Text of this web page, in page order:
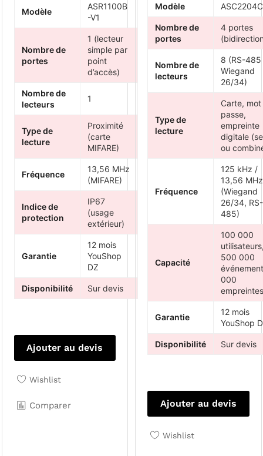
Modèle
ASR1100B
-V1
Nombre de
portes
1 (lecteur
simple par
point
d’accès)
Nombre de
lecteurs
1
Type de
lecture
Proximité
(carte
MIFARE)
Fréquence
13,56 MHz
(MIFARE)
Indice de
protection
IP67
(usage
extérieur)
Garantie
12 mois
YouShop
DZ
Disponibilité Sur devis
Ajouter au devis
Wishlist
Comparer
Modèle
Nombre de
portes
4 portes
Nombre de
lecteurs
8 (RS-485
Wiegand
26/34)
Type de
lecture
Carte,
passe,
empreinte
digitale
ou
Fréquence
125 kHz /
13,56 MHz
(Wiegand
26/34, RS-
485)
Capacité
100 000
500 000
000
empreintes
Garantie
12 mois
YouShop
Disponibilité Sur devis
Ajouter au devis
Wishlist